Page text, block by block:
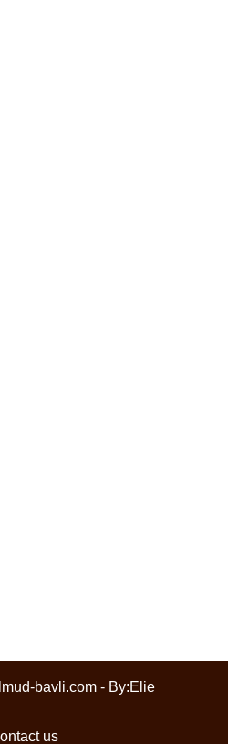
bavli.com - By:Elie
us